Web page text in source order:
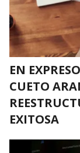
EN
CUETO
EXITOSA